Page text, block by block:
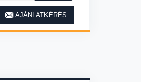
AJÁNLATKÉRÉS